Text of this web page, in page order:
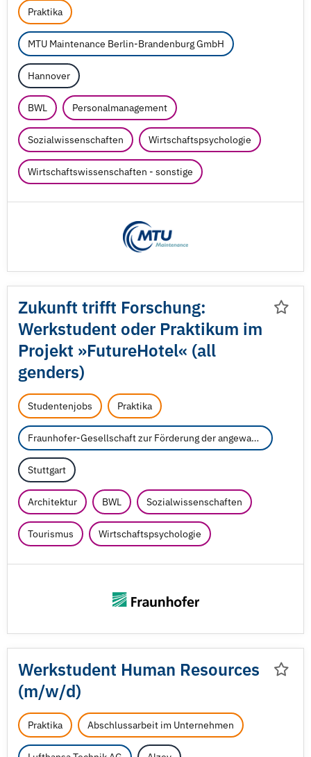
Praktika
MTU Maintenance Berlin-Brandenburg GmbH
Hannover
BWL Personalmanagement
Sozialwissenschaften Wirtschaftspsychologie
Wirtschaftswissenschaften - sonstige
Zukunft trifft Forschung:
Werkstudent oder Praktikum im
Projekt »FutureHotel« (all
genders)
Studentenjobs Praktika
Fraunhofer-Gesellschaft zur Förderung der angewandten Forschung e.V.
Stuttgart
Architektur BWL Sozialwissenschaften
Tourismus Wirtschaftspsychologie
Werkstudent Human Resources
(m/w/d)
Praktika Abschlussarbeit im Unternehmen